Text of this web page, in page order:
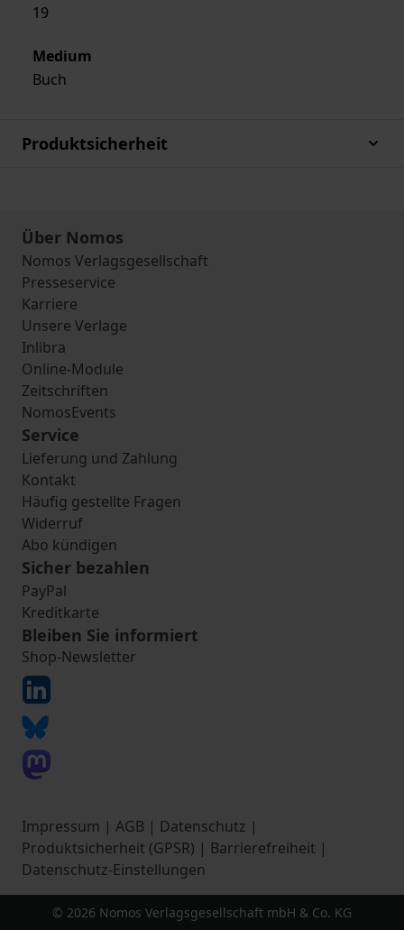
19
Medium
Buch
Produktsicherheit
Über Nomos
Nomos Verlagsgesellschaft
Presseservice
Karriere
Unsere Verlage
Inlibra
Online-Module
Zeitschriften
NomosEvents
Service
Lieferung und Zahlung
Kontakt
Häufig gestellte Fragen
Widerruf
Abo kündigen
Sicher bezahlen
PayPal
Kreditkarte
Bleiben Sie informiert
Shop-Newsletter
Impressum | AGB | Datenschutz |
Produktsicherheit (GPSR) | Barrierefreiheit |
Datenschutz-Einstellungen
© 2026 Nomos Verlagsgesellschaft mbH & Co. KG